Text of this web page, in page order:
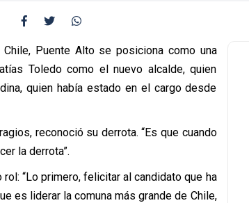
Puente Alto se posiciona como una
Toledo como el nuevo alcalde, quien
quien había estado en el cargo desde
reconoció su derrota. “Es que cuando
la derrota”.
“Lo primero, felicitar al candidato que ha
es liderar la comuna más grande de Chile,